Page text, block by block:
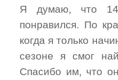
Я думаю, что
понравился. По
когда я только
сезоне я смог
Спасибо им, что